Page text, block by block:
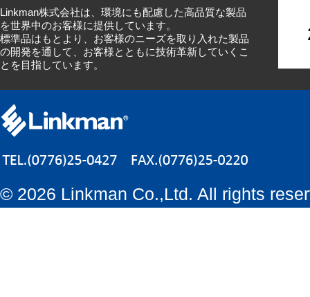
Linkman株式会社は、環境にも配慮した高品質な製品
を世界中のお客様に提供しています。
標準品はもとより、お客様のニーズを取り入れた製品
の開発を通して、お客様とともに技術革新していくこ
とを目指しています。
© 2026 Linkman Co.,Ltd. All rights